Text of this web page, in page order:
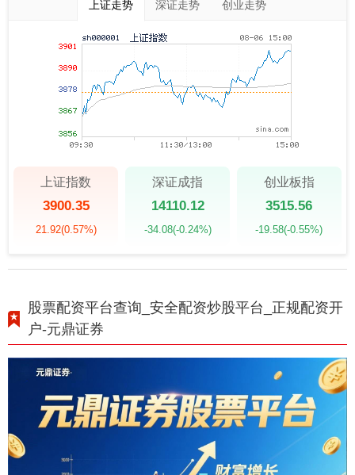
上证走势 深证走势 创业走势
上证指数
3900.35
21.92(0.57%)
深证成指
14110.12
-34.08(-0.24%)
创业板指
3515.56
-19.58(-0.55%)
股票配资平台查询_安全配资炒股平台_正规配资开
户-元鼎证券